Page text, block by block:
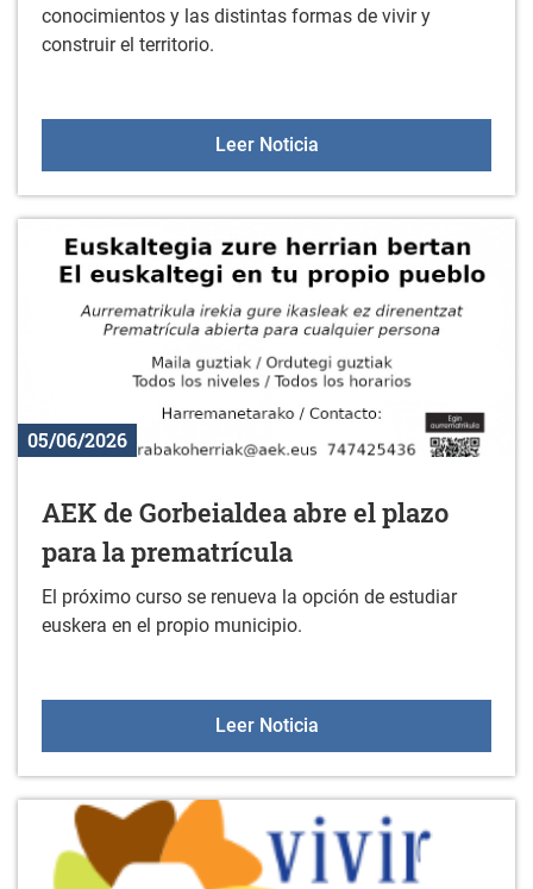
conocimientos y las distintas formas de vivir y
construir el territorio.
Leer NoticiaTaller de reflexión en el
05/06/2026
AEK de Gorbeialdea abre el plazo
para la prematrícula
El próximo curso se renueva la opción de estudiar
euskera en el propio municipio.
Leer NoticiaAEK de Gorbeialdea